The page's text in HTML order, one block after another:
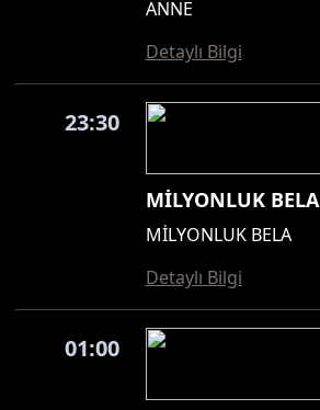
ANNE
Detaylı Bilgi
23:30
MİLYONLUK BELA
MİLYONLUK BELA
Detaylı Bilgi
01:00